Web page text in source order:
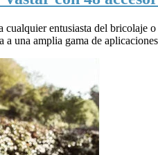
entusiasta del
una amplia gama de